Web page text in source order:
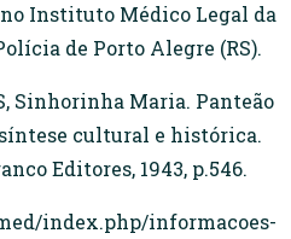
Instituto Médico Legal da
de Porto Alegre (RS).
Sinhorinha Maria. Panteão
cultural e histórica.
Editores, 1943, p.546.
index.php/informacoes-